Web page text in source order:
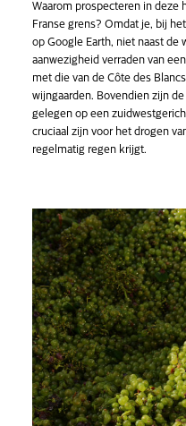
Waarom prospecteren in deze
Franse grens? Omdat je, bij
op Google Earth, niet naast
aanwezigheid verraden van
met die van de Côte des
wijngaarden. Bovendien zijn
gelegen op een
cruciaal zijn voor het drogen
regelmatig regen krijgt.